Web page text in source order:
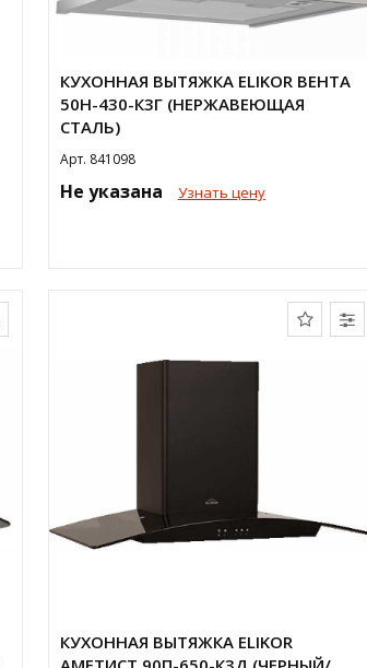
КУХОННАЯ ВЫТЯЖКА ELIKOR ВЕНТА
50Н-430-К3Г (НЕРЖАВЕЮЩАЯ
СТАЛЬ)
Арт. 841098
Не указана Узнать цену
КУХОННАЯ ВЫТЯЖКА ELIKOR